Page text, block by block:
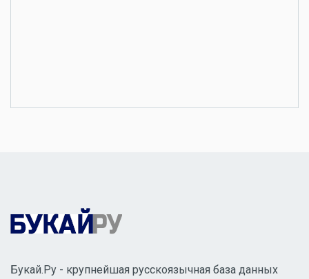
Букай.Ру - крупнейшая русскоязычная база данных